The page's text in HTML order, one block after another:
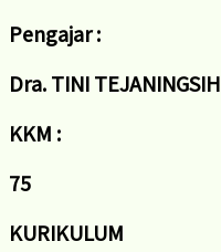
Pengajar :
Dra. TINI TEJANINGSIH
KKM :
75
KURIKULUM